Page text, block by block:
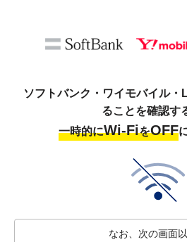
ソフトバンク・ワイモバイル・
ることを確認す
一時的にWi-FiをOFF
なお、次の画面